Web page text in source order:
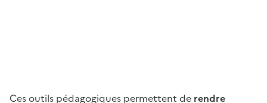
Ces outils pédagogiques permettent de rendre